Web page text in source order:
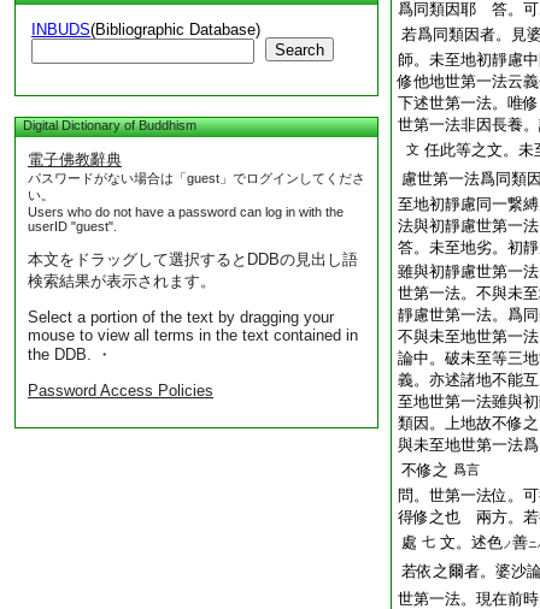
INBUDS(Bibliographic Database)
Search
Digital Dictionary of Buddhism
電子佛教辭典
パスワードがない場合は「guest」でログインしてくださ
い。
Users who do not have a password can log in with the
userID "guest".
本文をドラッグして選択するとDDBの見出し語
検索結果が表示されます。
Select a portion of the text by dragging your
mouse to view all terms in the text contained in
the DDB. ・
Password Access Policies
爲同類因耶 答。可
若爲同類因者。見
師。未至地初靜慮
修他地世第一法云
下述世第一法。唯
世第一法非因長養
文 任此等之文。未
慮世第一法爲同類
至地初靜慮同一繋
法與初靜慮世第一
答。未至地劣。初
雖與初靜慮世第一
世第一法。不與未
靜慮世第一法。爲
不與未至地世第一
論中。破未至等三
義。亦述諸地不能
至地世第一法雖與
類因。上地故不修
與未至地世第一法
不修之 爲言
問。世第一法位。
得修之也 兩方。若
處 七 文。述色ノ善ニ
若依之爾者。婆沙
世第一法。現在前